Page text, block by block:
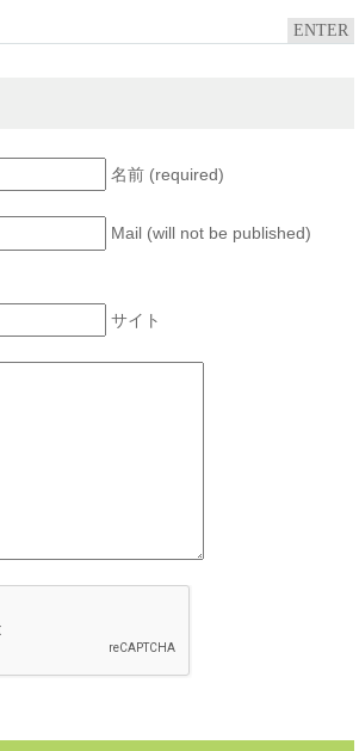
ENTER
名前 (required)
Mail (will not be published)
サイト